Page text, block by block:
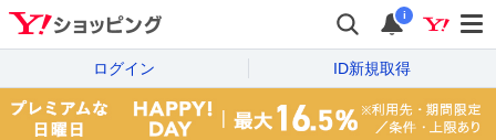
i
ログイン ID新規取得